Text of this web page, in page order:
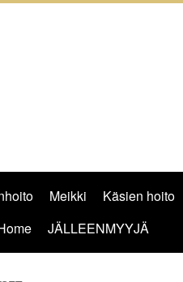
Meikki Käsien hoito
JÄLLEENMYYJÄ